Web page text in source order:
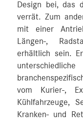
Design bei, das
verrät. Zum
mit einer
Längen-,
erhältlich sein.
vom Kurier-,
Kühlfahrzeuge,
Kranken- und